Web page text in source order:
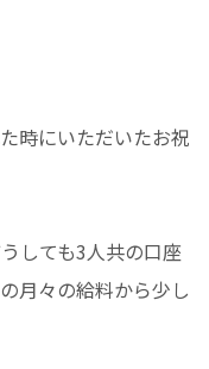
時にいただいたお祝
しても3人共の口座
月々の給料から少し